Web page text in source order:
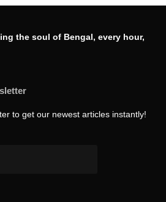
the soul of Bengal, every hour,
to get our newest articles instantly!